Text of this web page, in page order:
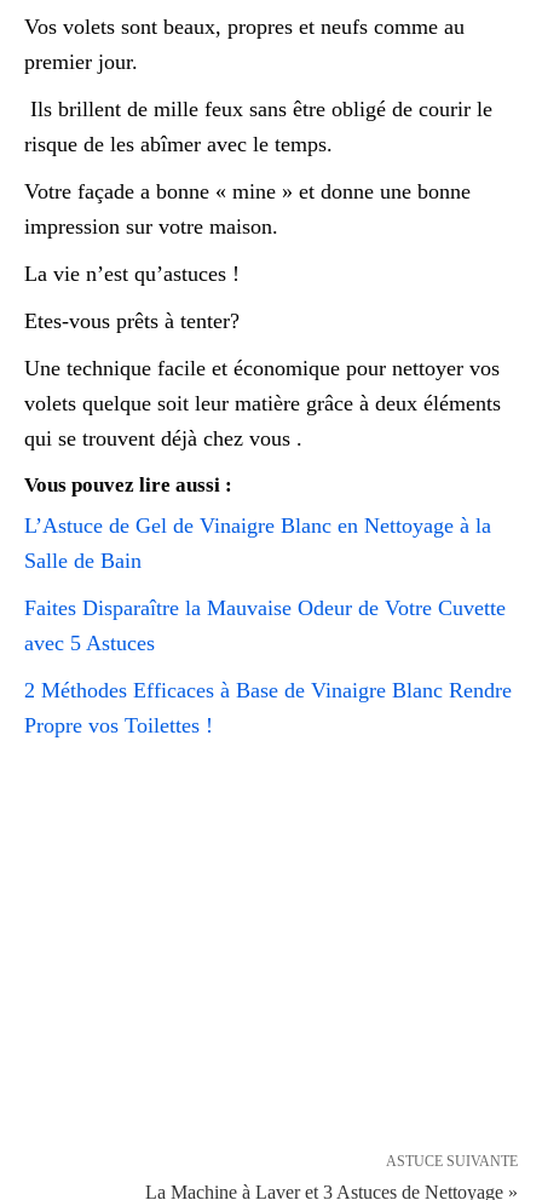
Vos volets sont beaux, propres et neufs comme au
premier jour.
Ils brillent de mille feux sans être obligé de courir le
risque de les abîmer avec le temps.
Votre façade a bonne « mine » et donne une bonne
impression sur votre maison.
La vie n’est qu’astuces !
Etes-vous prêts à tenter?
Une technique facile et économique pour nettoyer vos
volets quelque soit leur matière grâce à deux éléments
qui se trouvent déjà chez vous .
Vous pouvez lire aussi :
L’Astuce de Gel de Vinaigre Blanc en Nettoyage à la
Salle de Bain
Faites Disparaître la Mauvaise Odeur de Votre Cuvette
avec 5 Astuces
2 Méthodes Efficaces à Base de Vinaigre Blanc Rendre
Propre vos Toilettes !
ASTUCE SUIVANTE
La Machine à Laver et 3 Astuces de Nettoyage »